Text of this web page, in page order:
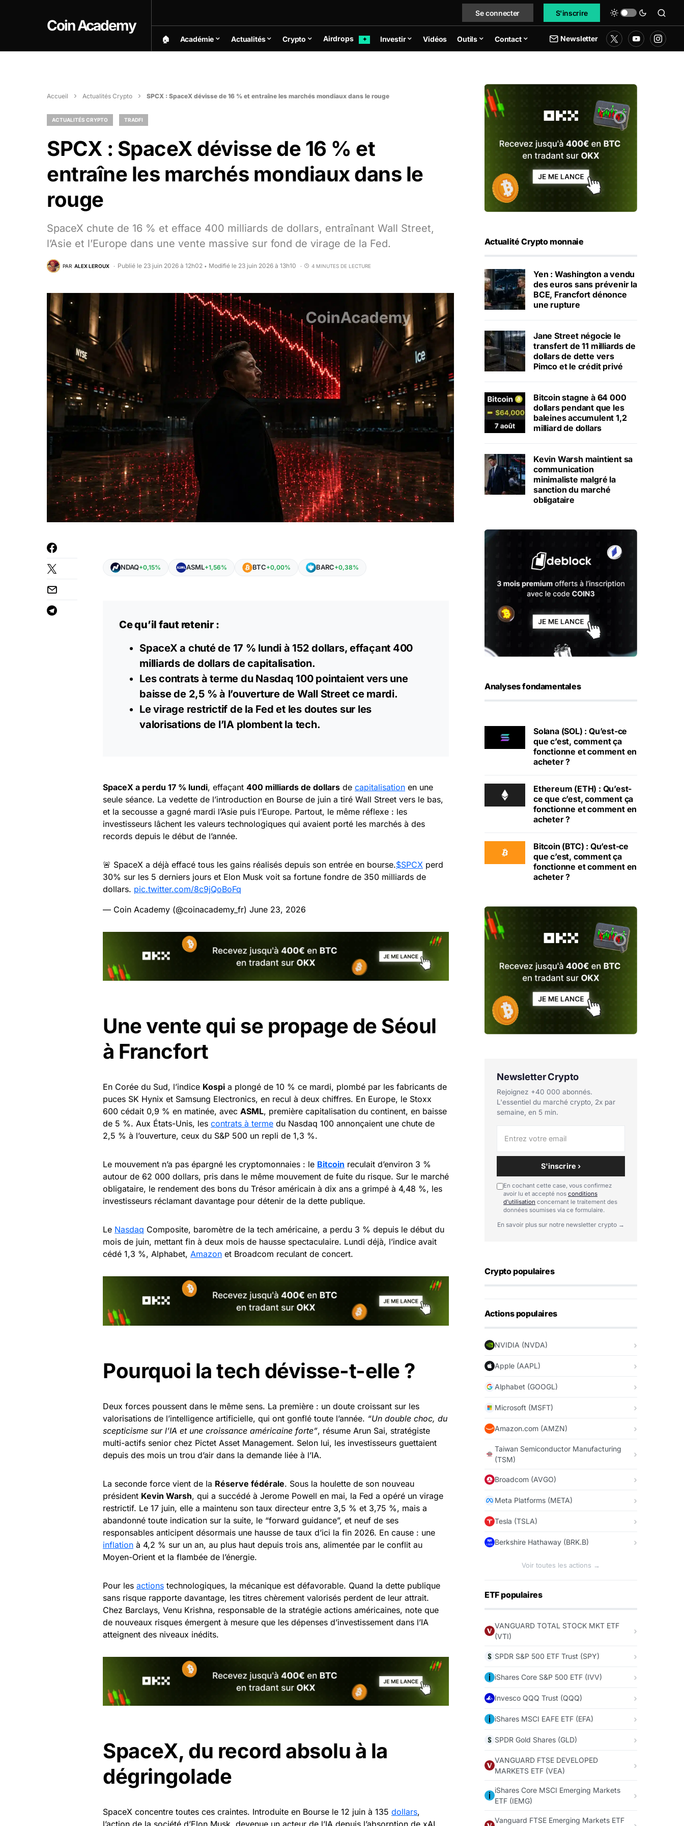
Coin Academy
Se connecter S'inscrire
🏠︎ Académie Actualités Crypto Airdrops ✦ Investir Vidéos Outils Contact Newsletter
Accueil Actualités Crypto SPCX : SpaceX dévisse de 16 % et entraîne les marchés mondiaux dans le rouge
ACTUALITÉS CRYPTO TRADFI
SPCX : SpaceX dévisse de 16 % et
entraîne les marchés mondiaux dans le
rouge
SpaceX chute de 16 % et efface 400 milliards de dollars, entraînant Wall Street,
l’Asie et l’Europe dans une vente massive sur fond de virage de la Fed.
PAR ALEX LEROUX Publié le 23 juin 2026 à 12h02 • Modifié le 23 juin 2026 à 13h10 4 MINUTES DE LECTURE
NDAQ+0,15% ASML+1,56% BTC+0,00% BARC+0,38%
Ce qu’il faut retenir :
SpaceX a chuté de 17 % lundi à 152 dollars, effaçant 400
milliards de dollars de capitalisation.
Les contrats à terme du Nasdaq 100 pointaient vers une
baisse de 2,5 % à l’ouverture de Wall Street ce mardi.
Le virage restrictif de la Fed et les doutes sur les
valorisations de l’IA plombent la tech.
SpaceX a perdu 17 % lundi, effaçant 400 milliards de dollars de capitalisation en une
seule séance. La vedette de l’introduction en Bourse de juin a tiré Wall Street vers le bas,
et la secousse a gagné mardi l’Asie puis l’Europe. Partout, le même réflexe : les
investisseurs lâchent les valeurs technologiques qui avaient porté les marchés à des
records depuis le début de l’année.
🚨 SpaceX a déjà effacé tous les gains réalisés depuis son entrée en bourse.$SPCX perd
30% sur les 5 derniers jours et Elon Musk voit sa fortune fondre de 350 milliards de
dollars. pic.twitter.com/8c9jQoBoFq
— Coin Academy (@coinacademy_fr) June 23, 2026
Une vente qui se propage de Séoul
à Francfort
En Corée du Sud, l’indice Kospi a plongé de 10 % ce mardi, plombé par les fabricants de
puces SK Hynix et Samsung Electronics, en recul à deux chiffres. En Europe, le Stoxx
600 cédait 0,9 % en matinée, avec ASML, première capitalisation du continent, en baisse
de 5 %. Aux États-Unis, les contrats à terme du Nasdaq 100 annonçaient une chute de
2,5 % à l’ouverture, ceux du S&P 500 un repli de 1,3 %.
Le mouvement n’a pas épargné les cryptomonnaies : le Bitcoin reculait d’environ 3 %
autour de 62 000 dollars, pris dans le même mouvement de fuite du risque. Sur le marché
obligataire, le rendement des bons du Trésor américain à dix ans a grimpé à 4,48 %, les
investisseurs réclamant davantage pour détenir de la dette publique.
Le Nasdaq Composite, baromètre de la tech américaine, a perdu 3 % depuis le début du
mois de juin, mettant fin à deux mois de hausse spectaculaire. Lundi déjà, l’indice avait
cédé 1,3 %, Alphabet, Amazon et Broadcom reculant de concert.
Pourquoi la tech dévisse-t-elle ?
Deux forces poussent dans le même sens. La première : un doute croissant sur les
valorisations de l’intelligence artificielle, qui ont gonflé toute l’année. “Un double choc, du
scepticisme sur l’IA et une croissance américaine forte”, résume Arun Sai, stratégiste
multi-actifs senior chez Pictet Asset Management. Selon lui, les investisseurs guettaient
depuis des mois un trou d’air dans la demande liée à l’IA.
La seconde force vient de la Réserve fédérale. Sous la houlette de son nouveau
président Kevin Warsh, qui a succédé à Jerome Powell en mai, la Fed a opéré un virage
restrictif. Le 17 juin, elle a maintenu son taux directeur entre 3,5 % et 3,75 %, mais a
abandonné toute indication sur la suite, le “forward guidance”, et neuf de ses
responsables anticipent désormais une hausse de taux d’ici la fin 2026. En cause : une
inflation à 4,2 % sur un an, au plus haut depuis trois ans, alimentée par le conflit au
Moyen-Orient et la flambée de l’énergie.
Pour les actions technologiques, la mécanique est défavorable. Quand la dette publique
sans risque rapporte davantage, les titres chèrement valorisés perdent de leur attrait.
Chez Barclays, Venu Krishna, responsable de la stratégie actions américaines, note que
de nouveaux risques émergent à mesure que les dépenses d’investissement dans l’IA
atteignent des niveaux inédits.
SpaceX, du record absolu à la
dégringolade
SpaceX concentre toutes ces craintes. Introduite en Bourse le 12 juin à 135 dollars,
Actualité Crypto monnaie
Yen : Washington a vendu
des euros sans prévenir la
BCE, Francfort dénonce
une rupture
Jane Street négocie le
transfert de 11 milliards de
dollars de dette vers
Pimco et le crédit privé
Bitcoin stagne à 64 000
dollars pendant que les
baleines accumulent 1,2
milliard de dollars
Kevin Warsh maintient sa
communication
minimaliste malgré la
sanction du marché
obligataire
Analyses fondamentales
Solana (SOL) : Qu’est-ce
que c’est, comment ça
fonctionne et comment en
acheter ?
Ethereum (ETH) : Qu’est-
ce que c’est, comment ça
fonctionne et comment en
acheter ?
Bitcoin (BTC) : Qu’est-ce
que c’est, comment ça
fonctionne et comment en
acheter ?
Newsletter Crypto
Rejoignez +40 000 abonnés.
L'essentiel du marché crypto, 2x par
semaine, en 5 min.
S'inscrire ›
En cochant cette case, vous confirmez
avoir lu et accepté nos conditions
d'utilisation concernant le traitement des
données soumises via ce formulaire.
En savoir plus sur notre newsletter crypto →
Crypto populaires
Actions populaires
NVIDIA (NVDA)
Apple (AAPL)
Alphabet (GOOGL)
Microsoft (MSFT)
Amazon.com (AMZN)
Taiwan Semiconductor Manufacturing
(TSM)
Broadcom (AVGO)
Meta Platforms (META)
Tesla (TSLA)
Berkshire Hathaway (BRK.B)
Voir toutes les actions →
ETF populaires
VANGUARD TOTAL STOCK MKT ETF
(VTI)
SPDR S&P 500 ETF Trust (SPY)
iShares Core S&P 500 ETF (IVV)
Invesco QQQ Trust (QQQ)
iShares MSCI EAFE ETF (EFA)
SPDR Gold Shares (GLD)
VANGUARD FTSE DEVELOPED
MARKETS ETF (VEA)
iShares Core MSCI Emerging Markets
ETF (IEMG)
Vanguard FTSE Emerging Markets ETF